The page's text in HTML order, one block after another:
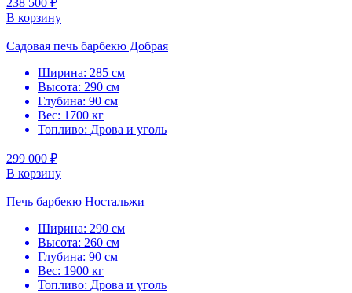
238 500 ₽
В корзину
Садовая печь барбекю Добрая
Ширина: 285 см
Высота: 290 см
Глубина: 90 см
Вес: 1700 кг
Топливо: Дрова и уголь
299 000 ₽
В корзину
Печь барбекю Ностальжи
Ширина: 290 см
Высота: 260 см
Глубина: 90 см
Вес: 1900 кг
Топливо: Дрова и уголь